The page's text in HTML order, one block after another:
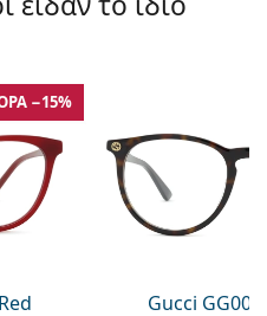
−15%
Gucci